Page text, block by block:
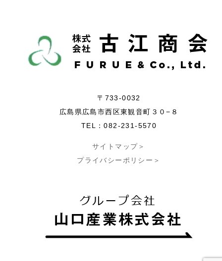
〒733-0032
広島県広島市西区東観音町３０−８
TEL：082-231-5570
サイトマップ＞
プライバシーポリシー＞